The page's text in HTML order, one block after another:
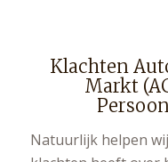
Klachten
Markt
Natuurlijk helpen